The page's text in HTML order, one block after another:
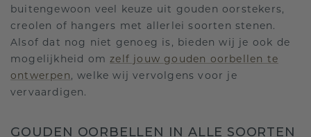
buitengewoon veel keuze uit gouden oorstekers,
creolen of hangers met allerlei soorten stenen.
Alsof dat nog niet genoeg is, bieden wij je ook de
mogelijkheid omzelf jouw gouden oorbellen te
ontwerpen, welke wij vervolgens voor je
vervaardigen.
GOUDEN OORBELLEN IN ALLE SOORTEN